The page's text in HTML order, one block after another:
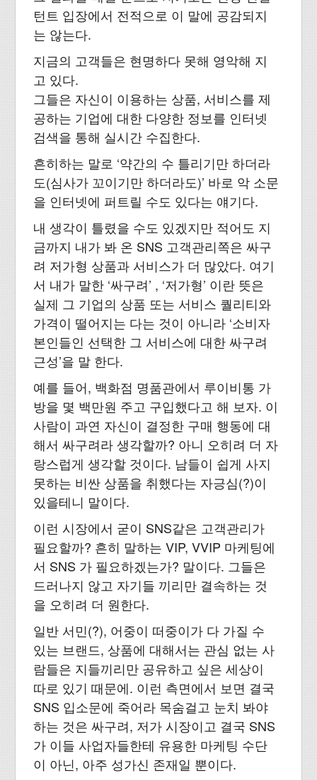
턴트 입장에서 전적으로 이 말에 공감되지
는 않는다.
지금의 고객들은 현명하다 못해 영악해 지
고 있다.
그들은 자신이 이용하는 상품, 서비스를 제
공하는 기업에 대한 다양한 정보를 인터넷
검색을 통해 실시간 수집한다.
흔히하는 말로 ‘약간의 수 틀리기만 하더라
도(심사가 꼬이기만 하더라도)’ 바로 악 소문
을 인터넷에 퍼트릴 수도 있다는 얘기다.
내 생각이 틀렸을 수도 있겠지만 적어도 지
금까지 내가 봐 온 SNS 고객관리쪽은 싸구
려 저가형 상품과 서비스가 더 많았다. 여기
서 내가 말한 ‘싸구려’ , ‘저가형’ 이란 뜻은
실제 그 기업의 상품 또는 서비스 퀄리티와
가격이 떨어지는 다는 것이 아니라 ‘소비자
본인들인 선택한 그 서비스에 대한 싸구려
근성’을 말 한다.
예를 들어, 백화점 명품관에서 루이비통 가
방을 몇 백만원 주고 구입했다고 해 보자. 이
사람이 과연 자신이 결정한 구매 행동에 대
해서 싸구려라 생각할까? 아니 오히려 더 자
랑스럽게 생각할 것이다. 남들이 쉽게 사지
못하는 비싼 상품을 취했다는 자긍심(?)이
있을테니 말이다.
이런 시장에서 굳이 SNS같은 고객관리가
필요할까? 흔히 말하는 VIP, VVIP 마케팅에
서 SNS 가 필요하겠는가? 말이다. 그들은
드러나지 않고 자기들 끼리만 결속하는 것
을 오히려 더 원한다.
일반 서민(?), 어중이 떠중이가 다 가질 수
있는 브랜드, 상품에 대해서는 관심 없는 사
람들은 지들끼리만 공유하고 싶은 세상이
따로 있기 때문에. 이런 측면에서 보면 결국
SNS 입소문에 죽어라 목숨걸고 눈치 봐야
하는 것은 싸구려, 저가 시장이고 결국 SNS
가 이들 사업자들한테 유용한 마케팅 수단
이 아닌, 아주 성가신 존재일 뿐이다.